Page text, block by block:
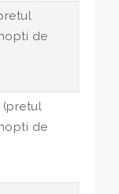
de
(pretul
de